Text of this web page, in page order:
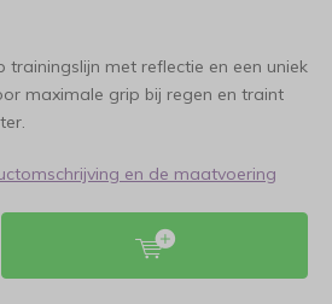
trainingslijn met reflectie en een uniek
maximale grip bij regen en traint
en de maatvoering